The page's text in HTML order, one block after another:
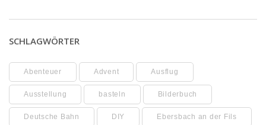
SCHLAGWÖRTER
Abenteuer Advent Ausflug
Ausstellung basteln Bilderbuch
Deutsche Bahn DIY Ebersbach an der Fils